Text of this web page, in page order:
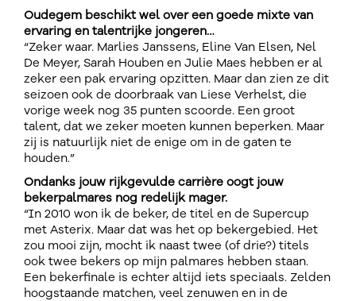
Oudegem beschikt wel over een goede mixte van
ervaring en talentrijke jongeren…
“Zeker waar. Marlies Janssens, Eline Van Elsen, Nel
De Meyer, Sarah Houben en Julie Maes hebben er al
zeker een pak ervaring opzitten. Maar dan zien ze dit
seizoen ook de doorbraak van Liese Verhelst, die
vorige week nog 35 punten scoorde. Een groot
talent, dat we zeker moeten kunnen beperken. Maar
zij is natuurlijk niet de enige om in de gaten te
houden.”
Ondanks jouw rijkgevulde carrière oogt jouw
bekerpalmares nog redelijk mager.
“In 2010 won ik de beker, de titel en de Supercup
met Asterix. Maar dat was het op bekergebied. Het
zou mooi zijn, mocht ik naast twee (of drie?) titels
ook twee bekers op mijn palmares hebben staan.
Een bekerfinale is echter altijd iets speciaals. Zelden
hoogstaande matchen, veel zenuwen en in de